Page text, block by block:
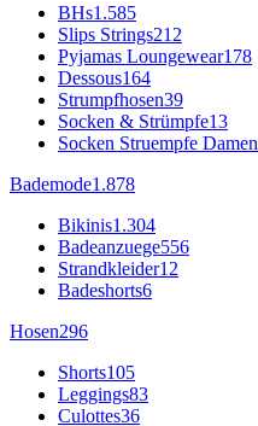
BHs1.585
Slips Strings212
Pyjamas Loungewear178
Dessous164
Strumpfhosen39
Socken & Strümpfe13
Socken Struempfe Damen
Bademode1.878
Bikinis1.304
Badeanzuege556
Strandkleider12
Badeshorts6
Hosen296
Shorts105
Leggings83
Culottes36